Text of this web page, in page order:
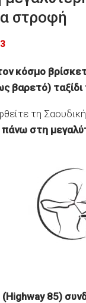
στροφή
κόσμο
βαρετό)
τη
πάνω στη
85)